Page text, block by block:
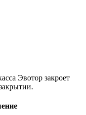
Эвотор закроет